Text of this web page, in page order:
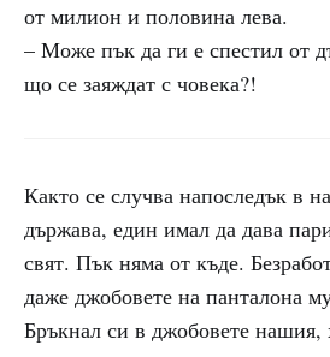
от милион и половина лева.
– Може пък да ги е спестил от
що се заяждат с човека?!
Както се случва напоследък в
държава, един имал да дава
свят. Пък няма от къде.
даже джобовете на панталона
Бръкнал си в джобовете нашия,